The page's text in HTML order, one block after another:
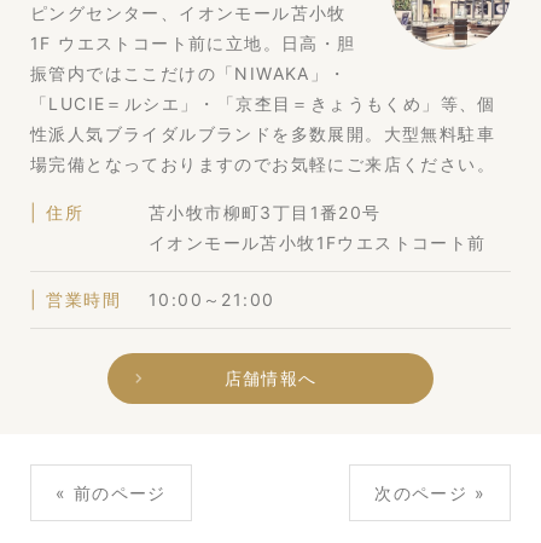
ピングセンター、イオンモール苫小牧
1F ウエストコート前に立地。日高・胆
振管内ではここだけの「NIWAKA」・
「LUCIE＝ルシエ」・「京杢目＝きょうもくめ」等、個
性派人気ブライダルブランドを多数展開。大型無料駐車
場完備となっておりますのでお気軽にご来店ください。
住所
苫小牧市柳町3丁目1番20号
イオンモール苫小牧1Fウエストコート前
営業時間 10:00～21:00
店舗情報へ
« 前のページ 次のページ »